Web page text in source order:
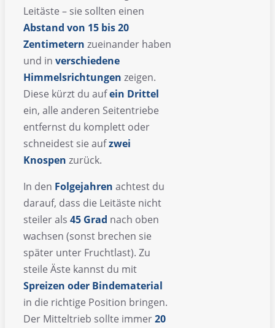
Leitäste – sie sollten einen
Abstand von 15 bis 20
Zentimetern zueinander haben
und in verschiedene
Himmelsrichtungen zeigen.
Diese kürzt du aufein Drittel
ein, alle anderen Seitentriebe
entfernst du komplett oder
schneidest sie aufzwei
Knospen zurück.
In den Folgejahren achtest du
darauf, dass die Leitäste nicht
steiler als 45 Grad nach oben
wachsen (sonst brechen sie
später unter Fruchtlast). Zu
steile Äste kannst du mit
Spreizen oder Bindematerial
in die richtige Position bringen.
Der Mitteltrieb sollte immer20